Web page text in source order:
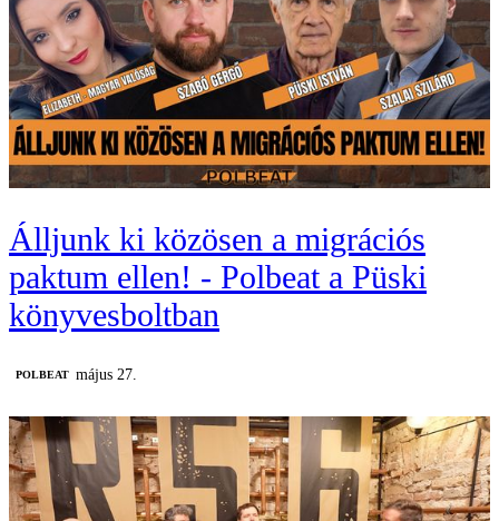
Álljunk ki közösen a migrációs
paktum ellen! - Polbeat a Püski
könyvesboltban
‎POLBEAT május 27.